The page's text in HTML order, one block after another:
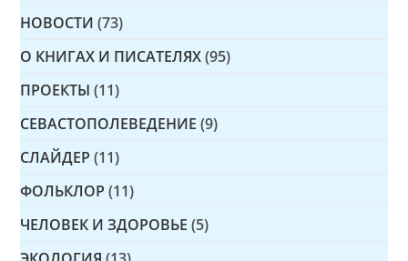
НОВОСТИ (73)
О КНИГАХ И ПИСАТЕЛЯХ (95)
ПРОЕКТЫ (11)
СЕВАСТОПОЛЕВЕДЕНИЕ (9)
СЛАЙДЕР (11)
ФОЛЬКЛОР (11)
ЧЕЛОВЕК И ЗДОРОВЬЕ (5)